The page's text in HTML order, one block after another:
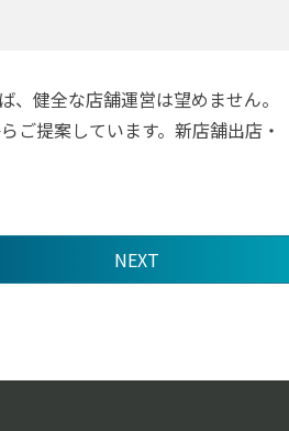
健全な店舗運営は望めません。
ご提案しています。新店舗出店・
NEXT